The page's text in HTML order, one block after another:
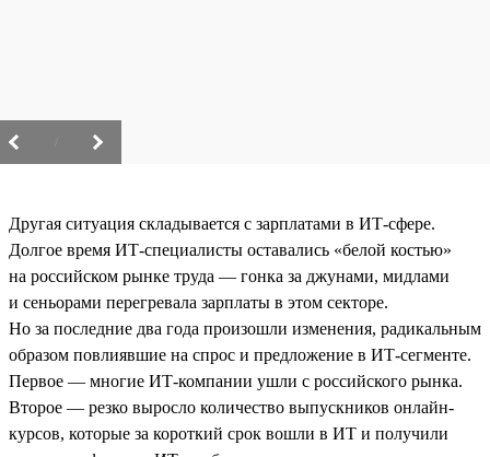
Другая ситуация складывается с зарплатами в ИТ-сфере.
Долгое время ИТ-специалисты оставались «белой костью»
на российском рынке труда — гонка за джунами, мидлами
и сеньорами перегревала зарплаты в этом секторе.
Но за последние два года произошли изменения, радикальным
образом повлиявшие на спрос и предложение в ИТ-сегменте.
Первое — многие ИТ-компании ушли с российского рынка.
Второе — резко выросло количество выпускников онлайн-
курсов, которые за короткий срок вошли в ИТ и получили